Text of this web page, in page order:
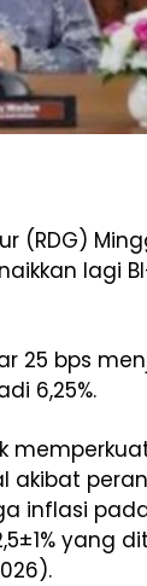
(RDG)
lagi
25 bps
6,25%.
akibat
inflasi
yang